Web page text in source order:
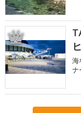
2
海
ナ